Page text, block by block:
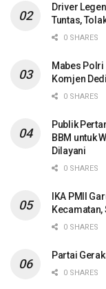
Driver
Tuntas,
0 SHARES
Mabes
Komjen
0 SHARES
Publik
BBM untuk
Dilayani
0 SHARES
IKA PMII
Kecamatan,
0 SHARES
Partai
0 SHARES